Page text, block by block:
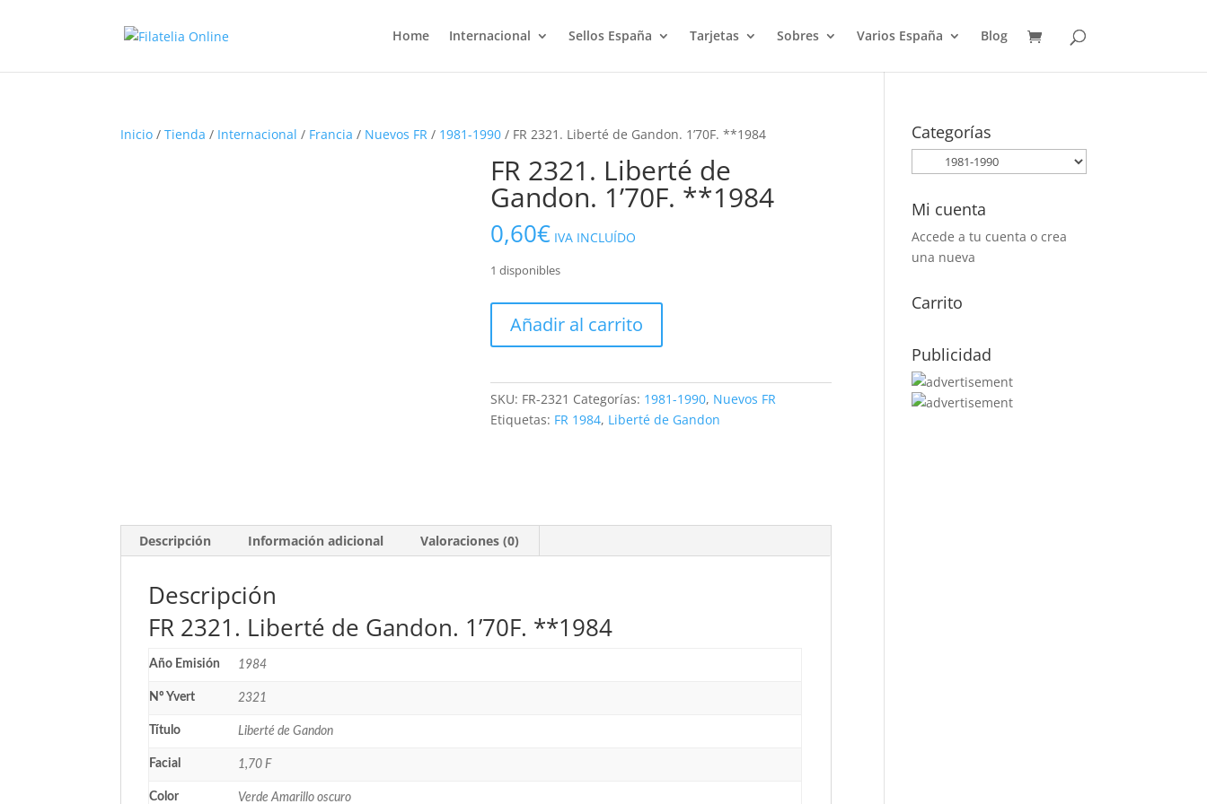
Home Internacional Sellos España Tarjetas Sobres Varios España Blog
Inicio /Tienda / Internacional / Francia / Nuevos FR / 1981-1990 / FR 2321. Liberté de Gandon. 1’70F. **1984
FR 2321. Liberté de
Gandon. 1’70F. **1984
0,60€ IVA INCLUÍDO
1 disponibles
2321.
Liberté
Gandon.
1'70F.
Añadir al carrito
SKU: FR-2321 Categorías: 1981-1990, Nuevos FR
Etiquetas: FR 1984, Liberté de Gandon
Descripción Información adicional Valoraciones (0)
Descripción
FR 2321. Liberté de Gandon. 1’70F. **1984
Año Emisión 1984
Nº Yvert 2321
Título Liberté de Gandon
Facial 1,70 F
Color Verde Amarillo oscuro
Categorías
Mi cuenta
Accede a tu cuenta o crea
una nueva
Carrito
Publicidad